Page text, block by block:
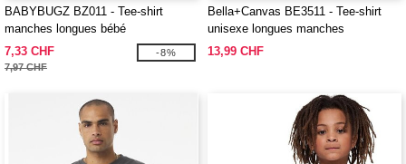
BABYBUGZ BZ011 - Tee-shirt
manches longues bébé
7,33 CHF
7,97 CHF
-8%
Bella+Canvas BE3511 - Tee-shirt
unisexe longues manches
13,99 CHF